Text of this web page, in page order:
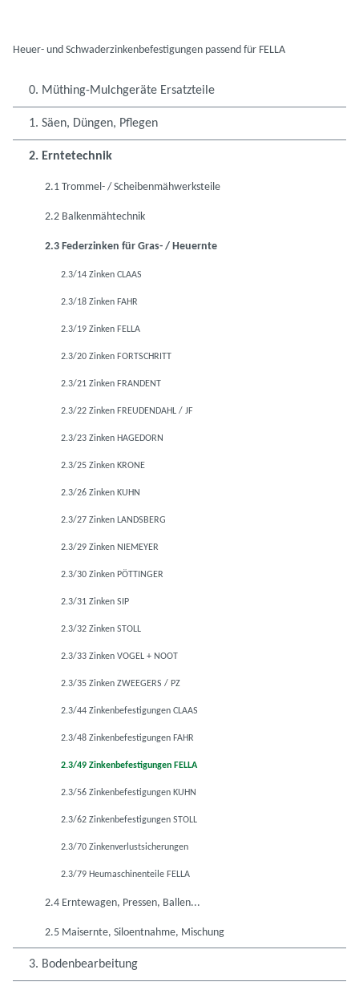
Heuer- und Schwaderzinkenbefestigungen passend für FELLA
0. Müthing-Mulchgeräte Ersatzteile
1. Säen, Düngen, Pflegen
2. Erntetechnik
2.1 Trommel- / Scheibenmähwerksteile
2.2 Balkenmähtechnik
2.3 Federzinken für Gras- / Heuernte
2.3/14 Zinken CLAAS
2.3/18 Zinken FAHR
2.3/19 Zinken FELLA
2.3/20 Zinken FORTSCHRITT
2.3/21 Zinken FRANDENT
2.3/22 Zinken FREUDENDAHL / JF
2.3/23 Zinken HAGEDORN
2.3/25 Zinken KRONE
2.3/26 Zinken KUHN
2.3/27 Zinken LANDSBERG
2.3/29 Zinken NIEMEYER
2.3/30 Zinken PÖTTINGER
2.3/31 Zinken SIP
2.3/32 Zinken STOLL
2.3/33 Zinken VOGEL + NOOT
2.3/35 Zinken ZWEEGERS / PZ
2.3/44 Zinkenbefestigungen CLAAS
2.3/48 Zinkenbefestigungen FAHR
2.3/49 Zinkenbefestigungen FELLA
2.3/56 Zinkenbefestigungen KUHN
2.3/62 Zinkenbefestigungen STOLL
2.3/70 Zinkenverlustsicherungen
2.3/79 Heumaschinenteile FELLA
2.4 Erntewagen, Pressen, Ballen...
2.5 Maisernte, Siloentnahme, Mischung
3. Bodenbearbeitung